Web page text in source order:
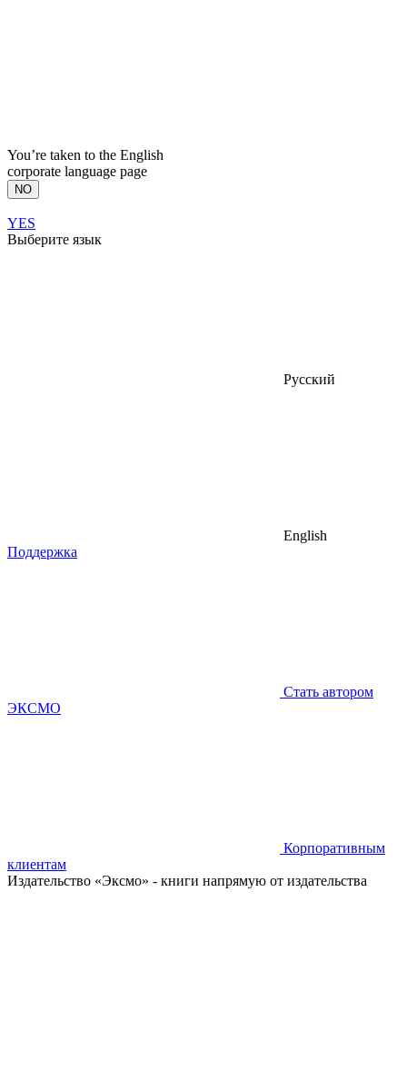
You’re taken to the English
corporate language page
NO
YES
Выберите язык
Русский
English
Поддержка
Стать автором
ЭКСМО
Корпоративным
клиентам
Издательство «Эксмо» - книги напрямую от издательства